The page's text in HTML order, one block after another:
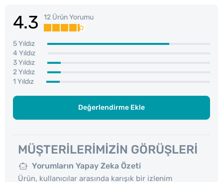
4.3 12 Ürün Yorumu
5 Yıldız
4 Yıldız
3 Yıldız
2 Yıldız
1 Yıldız
Değerlendirme Ekle
MÜŞTERILERIMIZIN GÖRÜŞLERI
Yorumların Yapay Zeka Özeti
Ürün, kullanıcılar arasında karışık bir izlenim